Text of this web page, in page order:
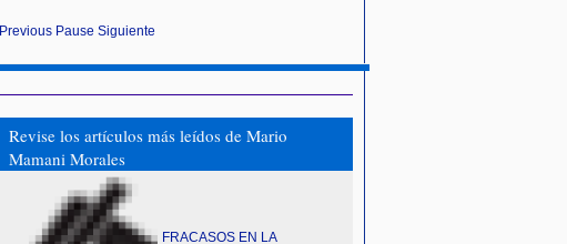
Previous Pause Siguiente
Revise los artículos más leídos de Mario
Mamani Morales
FRACASOS EN LA